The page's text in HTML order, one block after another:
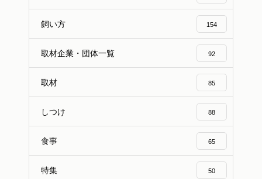
飼い方 154
取材企業・団体一覧 92
取材 85
しつけ 88
食事 65
特集 50